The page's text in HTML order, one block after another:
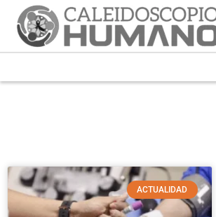
ACTUALIDAD